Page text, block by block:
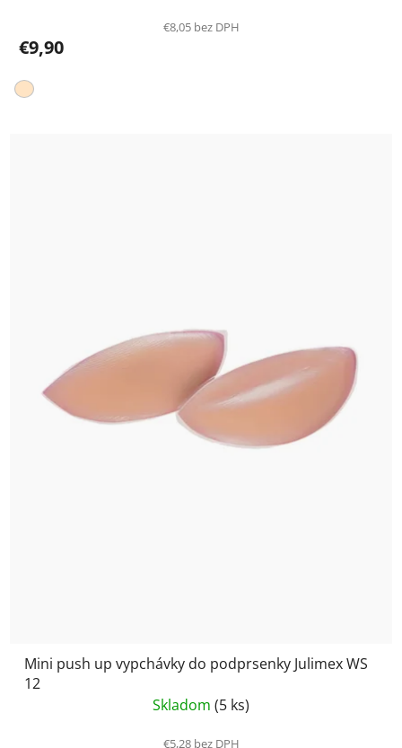
€8,05 bez DPH
€9,90
Mini push up vypchávky do podprsenky Julimex WS
12
Skladom (5 ks)
€5,28 bez DPH